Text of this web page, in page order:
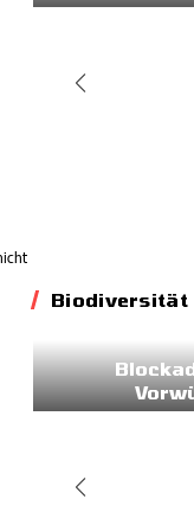
Biodiversität